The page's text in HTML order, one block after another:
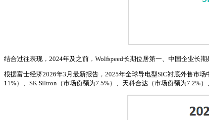
结合过往表现，2024年及之前，Wolfspeed长期位居第一、中国企业长
根据富士经济2026年3月最新报告，2025年全球导电型SiC衬底外售市
11%）、SK Siltron（市场份额为7.5%）、天科合达（市场份额为7.2%